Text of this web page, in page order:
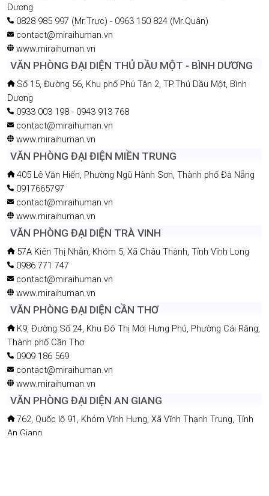
Dương
0828 985 997 (Mr.Trực) - 0963 150 824 (Mr.Quân)
contact@miraihuman.vn
www.miraihuman.vn
VĂN PHÒNG ĐẠI DIỆN THỦ DẦU MỘT - BÌNH DƯƠNG
Số 15, Đường 56, Khu phố Phú Tân 2, TP.Thủ Dầu Một, Bình
Dương
0933 003 198 - 0943 913 768
contact@miraihuman.vn
www.miraihuman.vn
VĂN PHÒNG ĐẠI ĐIỆN MIỀN TRUNG
405 Lê Văn Hiến, Phường Ngũ Hành Sơn, Thành phố Đà Nẵng
0917665797
contact@miraihuman.vn
www.miraihuman.vn
VĂN PHÒNG ĐẠI DIỆN TRÀ VINH
57A Kiên Thị Nhẫn, Khóm 5, Xã Châu Thành, Tỉnh Vĩnh Long
0986 771 747
contact@miraihuman.vn
www.miraihuman.vn
VĂN PHÒNG ĐẠI DIỆN CẦN THƠ
K9, Đường Số 24, Khu Đô Thị Mới Hưng Phú, Phường Cái Răng,
Thành phố Cần Thơ
0909 186 569
contact@miraihuman.vn
www.miraihuman.vn
VĂN PHÒNG ĐẠI DIỆN AN GIANG
762, Quốc lộ 91, Khóm Vĩnh Hưng, Xã Vĩnh Thạnh Trung, Tỉnh
An Giang